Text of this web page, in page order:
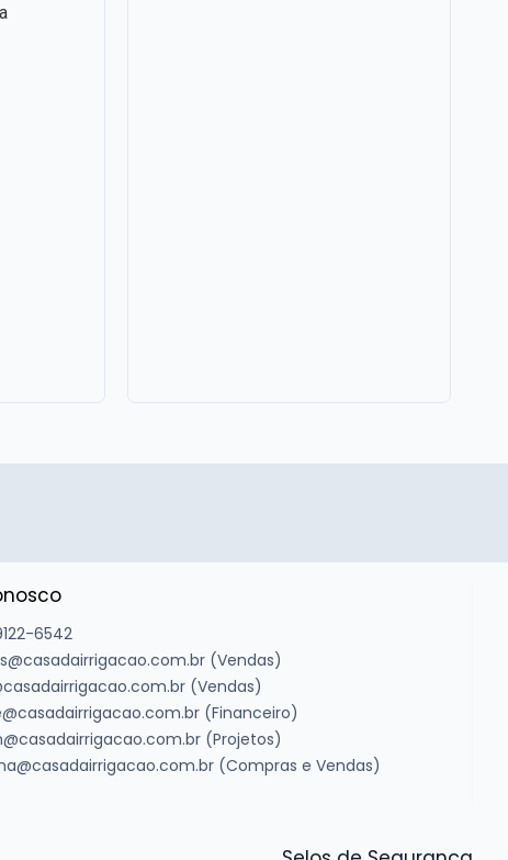
6542
(Vendas)
(Vendas)
(Financeiro)
(Projetos)
(Compras e Vendas)